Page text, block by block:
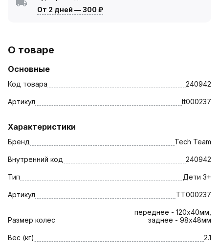
От 2 дней —300 ₽
О товаре
Основные
Код товара 240942
Артикул tt000237
Характеристики
Бренд Tech Team
Внутренний код 240942
Тип Дети 3+
Артикул TT000237
Размер колес
переднее - 120х40мм,
заднее - 98х48мм
Вес (кг) 2.1